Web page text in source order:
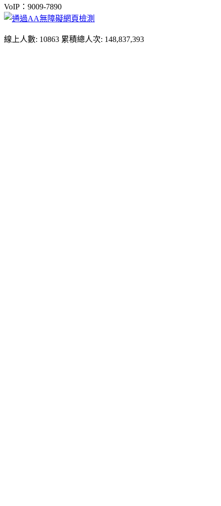
VoIP：9009-7890
線上人數: 10863 累積總人次: 148,837,393